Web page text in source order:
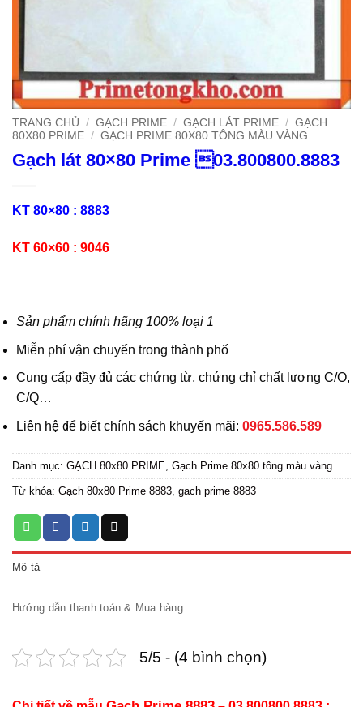
TRANG CHỦ / GẠCH PRIME / GẠCH LÁT PRIME / GẠCH
80X80 PRIME / GẠCH PRIME 80X80 TÔNG MÀU VÀNG
Gạch lát 80×80 Prime 03.800800.8883
KT 80×80 : 8883
KT 60×60 : 9046
Sản phẩm chính hãng 100% loại 1
Miễn phí vận chuyển trong thành phố
Cung cấp đầy đủ các chứng từ, chứng chỉ chất lượng C/O,
C/Q…
Liên hệ để biết chính sách khuyến mãi: 0965.586.589
Danh mục: GẠCH 80x80 PRIME Gạch Prime 80x80 tông màu vàng
Từ khóa: Gạch 80x80 Prime 8883 gach prime 8883
Mô tả
Hướng dẫn thanh toán & Mua hàng
5/5 - (4 bình chọn)